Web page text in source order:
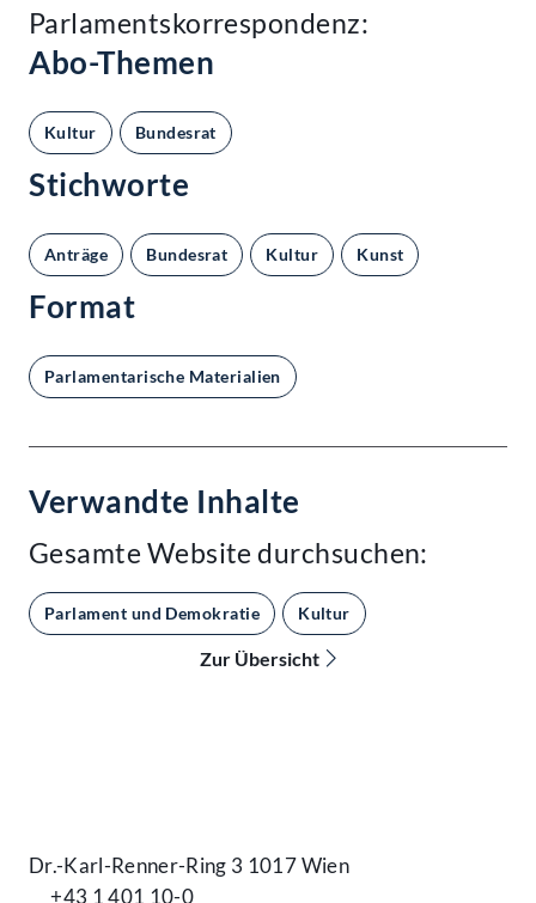
Parlamentskorrespondenz:
Abo-Themen
Kultur Bundesrat
Stichworte
Anträge Bundesrat Kultur Kunst
Format
Parlamentarische Materialien
Verwandte Inhalte
Gesamte Website durchsuchen:
Parlament und Demokratie Kultur
Zur Übersicht
Dr.-Karl-Renner-Ring 3 1017 Wien
+43 1 401 10-0